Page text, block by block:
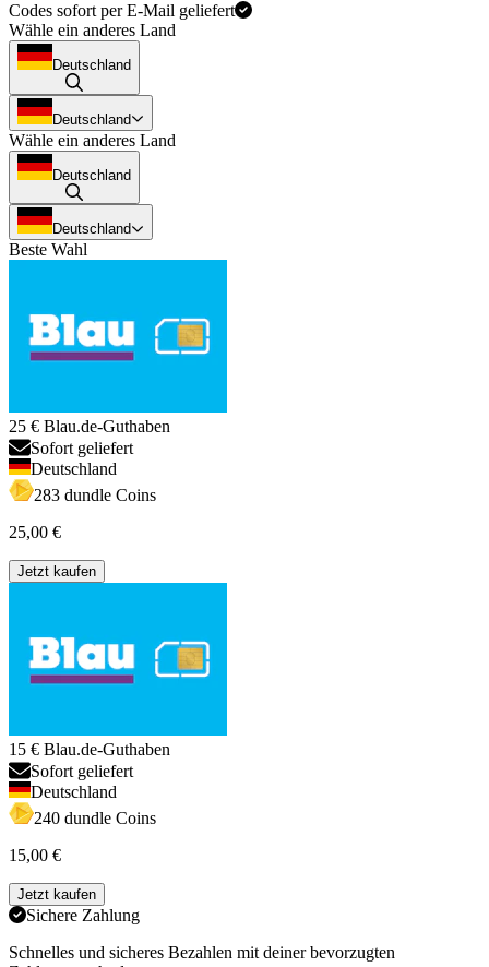
Codes sofort per E-Mail geliefert
Wähle ein anderes Land
Deutschland
Deutschland
Wähle ein anderes Land
Deutschland
Deutschland
Beste Wahl
25 € Blau.de-Guthaben
Sofort geliefert
Deutschland
283 dundle Coins
25,00 €
Jetzt kaufen
15 € Blau.de-Guthaben
Sofort geliefert
Deutschland
240 dundle Coins
15,00 €
Jetzt kaufen
Sichere Zahlung
Schnelles und sicheres Bezahlen mit deiner bevorzugten